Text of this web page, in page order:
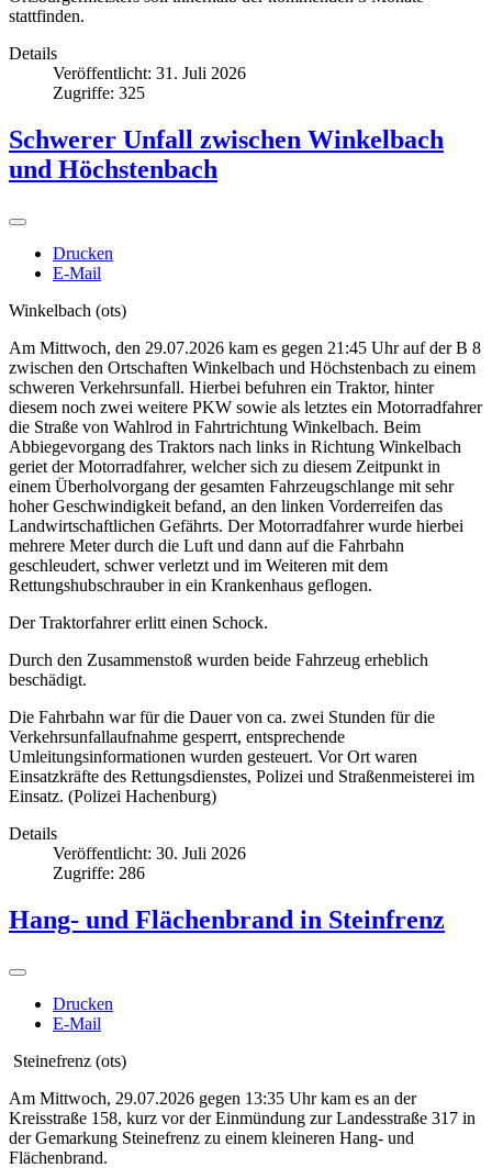
stattfinden.
Details
Veröffentlicht: 31. Juli 2026
Zugriffe: 325
Schwerer Unfall zwischen Winkelbach
und Höchstenbach
Drucken
E-Mail
Winkelbach (ots)
Am Mittwoch, den 29.07.2026 kam es gegen 21:45 Uhr auf der B 8
zwischen den Ortschaften Winkelbach und Höchstenbach zu einem
schweren Verkehrsunfall. Hierbei befuhren ein Traktor, hinter
diesem noch zwei weitere PKW sowie als letztes ein Motorradfahrer
die Straße von Wahlrod in Fahrtrichtung Winkelbach. Beim
Abbiegevorgang des Traktors nach links in Richtung Winkelbach
geriet der Motorradfahrer, welcher sich zu diesem Zeitpunkt in
einem Überholvorgang der gesamten Fahrzeugschlange mit sehr
hoher Geschwindigkeit befand, an den linken Vorderreifen das
Landwirtschaftlichen Gefährts. Der Motorradfahrer wurde hierbei
mehrere Meter durch die Luft und dann auf die Fahrbahn
geschleudert, schwer verletzt und im Weiteren mit dem
Rettungshubschrauber in ein Krankenhaus geflogen.
Der Traktorfahrer erlitt einen Schock.
Durch den Zusammenstoß wurden beide Fahrzeug erheblich
beschädigt.
Die Fahrbahn war für die Dauer von ca. zwei Stunden für die
Verkehrsunfallaufnahme gesperrt, entsprechende
Umleitungsinformationen wurden gesteuert. Vor Ort waren
Einsatzkräfte des Rettungsdienstes, Polizei und Straßenmeisterei im
Einsatz. (Polizei Hachenburg)
Details
Veröffentlicht: 30. Juli 2026
Zugriffe: 286
Hang- und Flächenbrand in Steinfrenz
Drucken
E-Mail
Steinefrenz (ots)
Am Mittwoch, 29.07.2026 gegen 13:35 Uhr kam es an der
Kreisstraße 158, kurz vor der Einmündung zur Landesstraße 317 in
der Gemarkung Steinefrenz zu einem kleineren Hang- und
Flächenbrand.